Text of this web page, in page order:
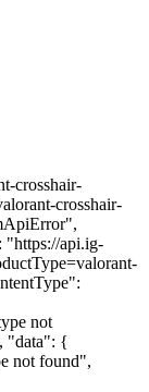
crosshair-
crosshair-
"https://api.ig-
not
"data": {
not found",